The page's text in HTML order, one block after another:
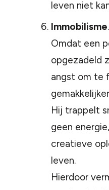
leven niet
Immobilisme.
Omdat een
opgezadeld
angst om te
Hij trappelt
geen
creatieve
leven.
Hierdoor